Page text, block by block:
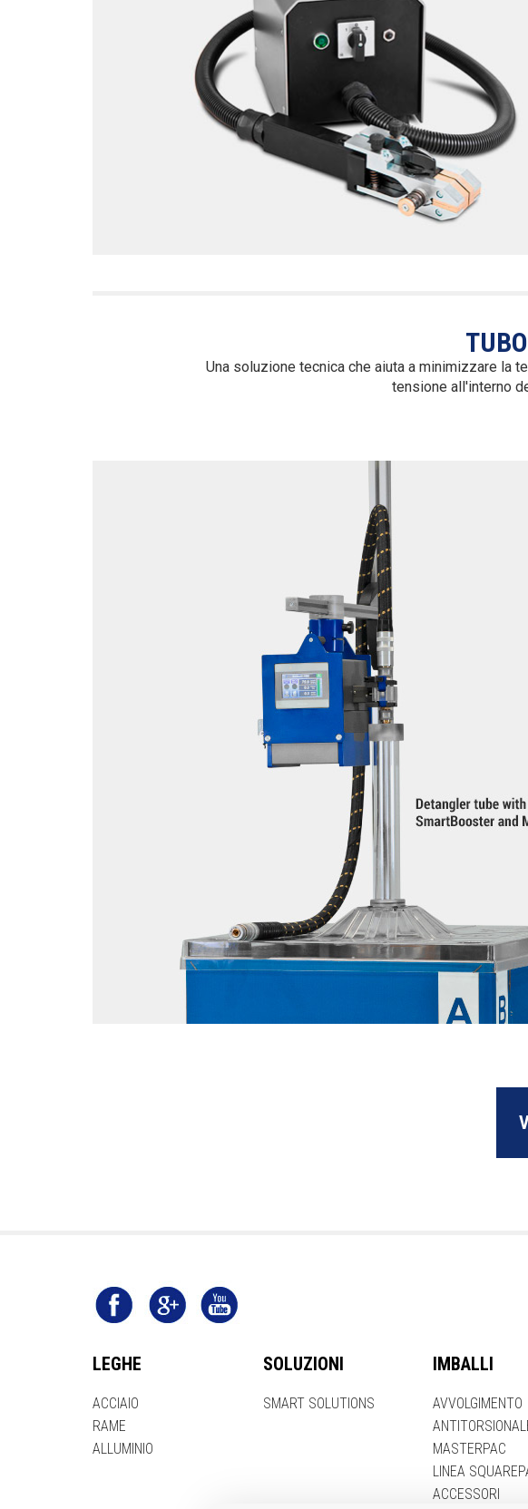
Una soluzione tecnica che aiuta a minimizzare la
tensione all'interno
LEGHE
ACCIAIO
RAME
ALLUMINIO
SOLUZIONI
SMART SOLUTIONS
IMBALLI
AVVOLGIMENTO
MASTERPAC
LINEA
ACCESSORI